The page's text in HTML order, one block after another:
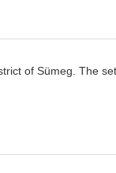
of Sümeg. The